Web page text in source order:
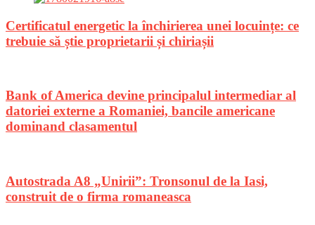
Certificatul energetic la închirierea unei locuințe: ce
trebuie să știe proprietarii și chiriașii
Bank of America devine principalul intermediar al
datoriei externe a Romaniei, bancile americane
dominand clasamentul
Autostrada A8 „Unirii”: Tronsonul de la Iasi,
construit de o firma romaneasca